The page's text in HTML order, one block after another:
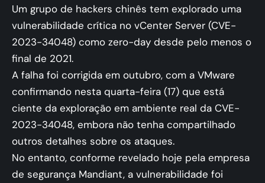
Um grupo de hackers chinês tem explorado uma
vulnerabilidade crítica no vCenter Server (CVE-
2023-34048) como zero-day desde pelo menos o
final de 2021.
A falha foi corrigida em outubro, com a VMware
confirmando nesta quarta-feira (17) que está
ciente da exploração em ambiente real da CVE-
2023-34048, embora não tenha compartilhado
outros detalhes sobre os ataques.
No entanto, conforme revelado hoje pela empresa
de segurança Mandiant, a vulnerabilidade foi